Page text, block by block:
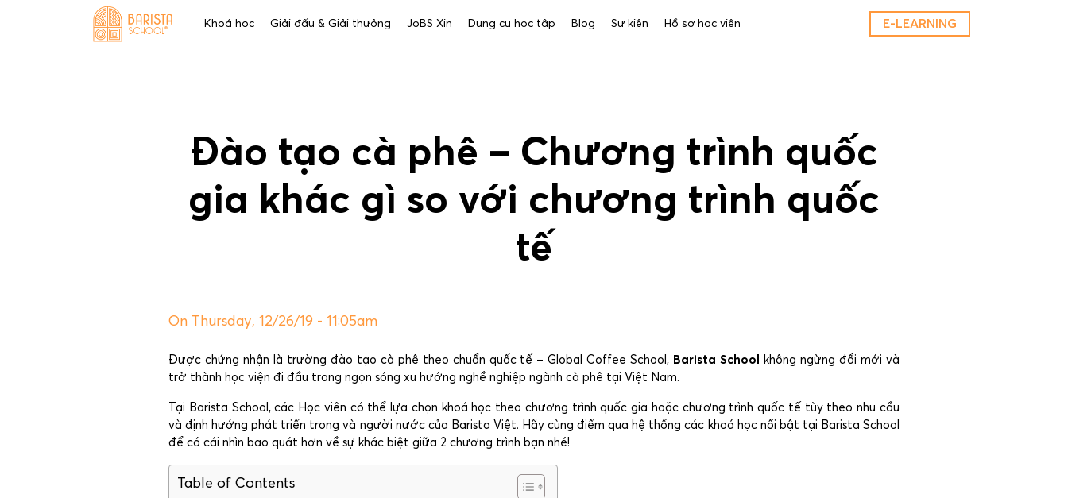
Khoá học Giải đấu & Giải thưởng JoBS Xịn Dụng cụ học tập Blog Sự kiện Hồ sơ học viên E-LEARNING
Đào tạo cà phê – Chương trình quốc
gia khác gì so với chương trình quốc
tế
On Thursday, 12/26/19 - 11:05am
Được chứng nhận là trường đào tạo cà phê theo chuẩn quốc tế – Global Coffee School, Barista School
không ngừng đổi mới và
trở thành học viện đi đầu trong ngọn sóng xu hướng nghề nghiệp ngành cà phê tại Việt Nam.
Tại Barista School, các Học viên có thể lựa chọn khoá học theo chương trình quốc gia hoặc chương trình quốc tế tùy theo nhu cầu
và định hướng phát triển trong và người nước của Barista Việt. Hãy cùng điểm qua hệ thống các khoá học nổi bật tại Barista School
để có cái nhìn bao quát hơn về sự khác biệt giữa 2 chương trình bạn nhé!
Table of Contents